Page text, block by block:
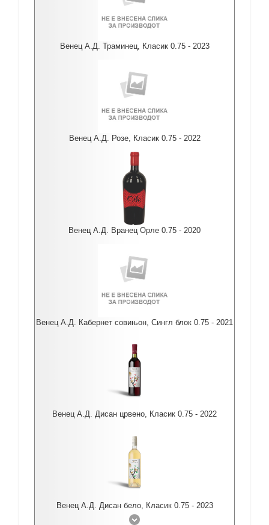
Венец А.Д. Траминец, Класик 0.75 - 2023
Венец А.Д. Розе, Класик 0.75 - 2022
Венец А.Д. Вранец Орле 0.75 - 2020
Венец А.Д. Кабернет совињон, Сингл блок 0.75 - 2021
Венец А.Д. Дисан црвено, Класик 0.75 - 2022
Венец А.Д. Дисан бело, Класик 0.75 - 2023